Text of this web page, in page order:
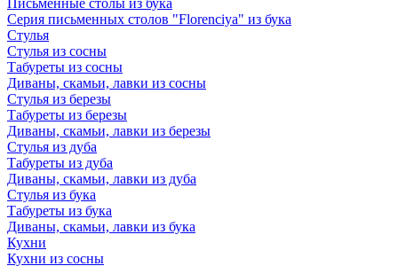
Письменные столы из бука
Серия письменных столов "Florenciya" из бука
Стулья
Стулья из сосны
Табуреты из сосны
Диваны, скамьи, лавки из сосны
Стулья из березы
Табуреты из березы
Диваны, скамьи, лавки из березы
Стулья из дуба
Табуреты из дуба
Диваны, скамьи, лавки из дуба
Стулья из бука
Табуреты из бука
Диваны, скамьи, лавки из бука
Кухни
Кухни из сосны